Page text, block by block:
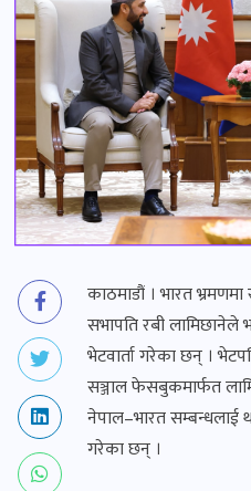
काठमाडौं । भारत भ्रमणमा
सभापति रबी लामिछानेले
भेटवार्ता गरेका छन् ।
सञ्जाल फेसबुकमार्फत
नेपाल–भारत सम्बन्धलाई
गरेका छन् ।